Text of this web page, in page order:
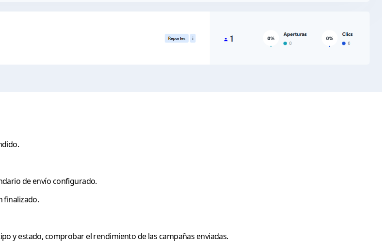
de envío configurado.
finalizado.
y estado, comprobar el rendimiento de las campañas enviadas.